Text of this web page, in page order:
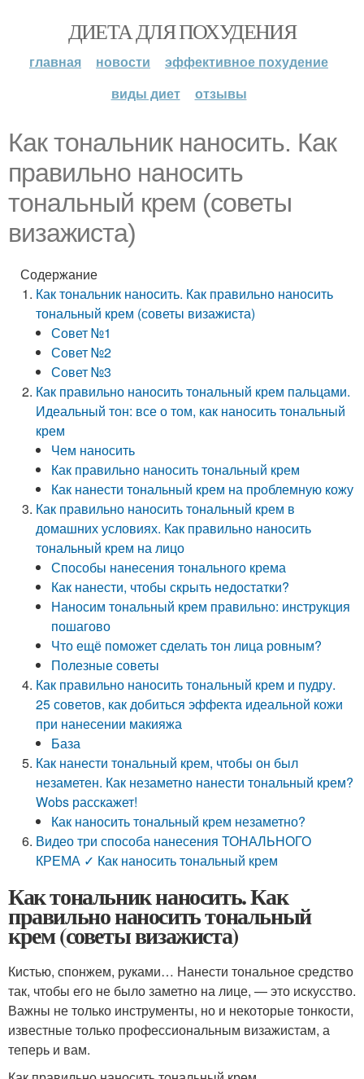
ДИЕТА ДЛЯ ПОХУДЕНИЯ
главная новости
эффективное похудение
виды диет
отзывы
Как тональник наносить. Как
правильно наносить
тональный крем (советы
визажиста)
Содержание
Как тональник наносить. Как правильно наносить
тональный крем (советы визажиста)
Совет №1
Совет №2
Совет №3
Как правильно наносить тональный крем пальцами.
Идеальный тон: все о том, как наносить тональный
крем
Чем наносить
Как правильно наносить тональный крем
Как нанести тональный крем на проблемную кожу
Как правильно наносить тональный крем в
домашних условиях. Как правильно наносить
тональный крем на лицо
Способы нанесения тонального крема
Как нанести, чтобы скрыть недостатки?
Наносим тональный крем правильно: инструкция
пошагово
Что ещё поможет сделать тон лица ровным?
Полезные советы
Как правильно наносить тональный крем и пудру.
25 советов, как добиться эффекта идеальной кожи
при нанесении макияжа
База
Как нанести тональный крем, чтобы он был
незаметен. Как незаметно нанести тональный крем?
Wobs расскажет!
Как наносить тональный крем незаметно?
Видео три способа нанесения ТОНАЛЬНОГО
КРЕМА ✓ Как наносить тональный крем
Как тональник наносить. Как
правильно наносить тональный
крем (советы визажиста)
Кистью, спонжем, руками… Нанести тональное средство
так, чтобы его не было заметно на лице, — это искусство.
Важны не только инструменты, но и некоторые тонкости,
известные только профессиональным визажистам, а
теперь и вам.